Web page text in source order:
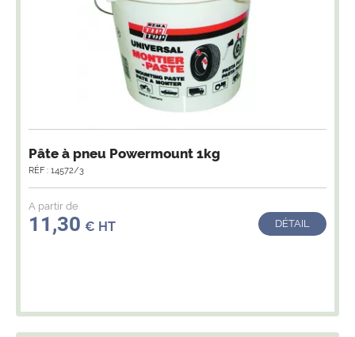
Pâte à pneu Powermount 1kg
RÉF : 14572/3
A partir de
11,30 € HT DÉTAIL